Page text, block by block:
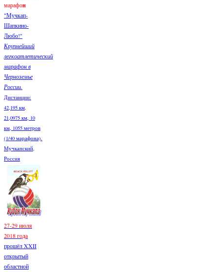
марафон
"Мучкап-
Шапкино-
Любо!"
Крупнейший
легкоатлетический
марафон в
Черноземье
России.
Дистанции:
42,195 км,
21,0975 км, 10
км, 1055 метров
(1/40 марафона).
Мучкапский,
Россия
27-29 июля
2018 года
прошёл XXII
открытый
областной